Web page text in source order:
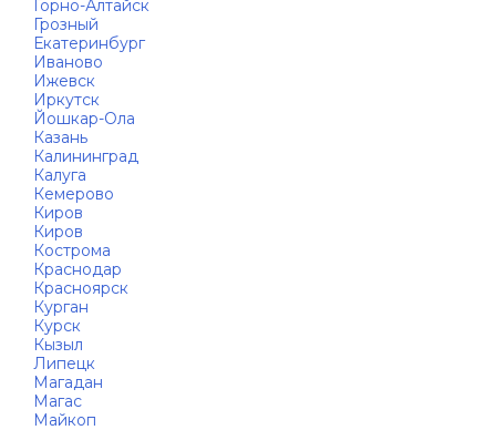
Горно-Алтайск
Грозный
Екатеринбург
Иваново
Ижевск
Иркутск
Йошкар-Ола
Казань
Калининград
Калуга
Кемерово
Киров
Киров
Кострома
Краснодар
Красноярск
Курган
Курск
Кызыл
Липецк
Магадан
Магас
Майкоп